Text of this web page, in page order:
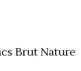
Brut Nature